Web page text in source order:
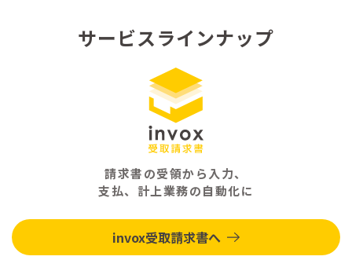
サービスラインナップ
請求書の受領から入力、
支払、計上業務の自動化に
invox受取請求書へ